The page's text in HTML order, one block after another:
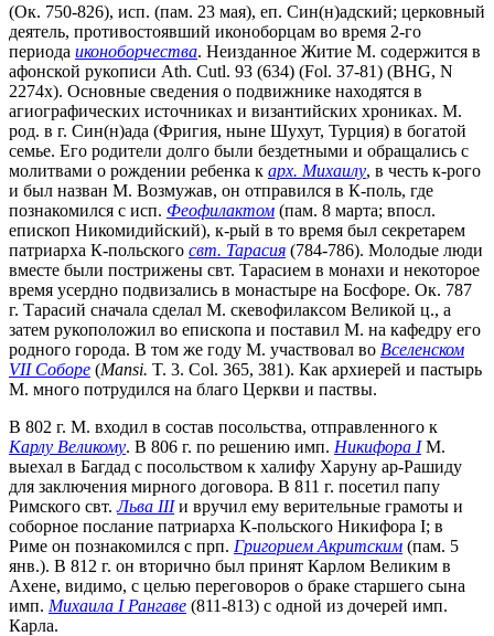
(Ок. 750-826), исп. (пам. 23 мая), еп. Син(н)адский; церковный
деятель, противостоявший иконоборцам во время 2-го
периода иконоборчества. Неизданное Житие М. содержится в
афонской рукописи Ath. Cutl. 93 (634) (Fol. 37-81) (BHG, N
2274x). Основные сведения о подвижнике находятся в
агиографических источниках и византийских хрониках. М.
род. в г. Син(н)ада (Фригия, ныне Шухут, Турция) в богатой
семье. Его родители долго были бездетными и обращались с
молитвами о рождении ребенка к арх. Михаилу, в честь к-рого
и был назван М. Возмужав, он отправился в К-поль, где
познакомился с исп. Феофилактом (пам. 8 марта; впосл.
епископ Никомидийский), к-рый в то время был секретарем
патриарха К-польского свт. Тарасия (784-786). Молодые люди
вместе были пострижены свт. Тарасием в монахи и некоторое
время усердно подвизались в монастыре на Босфоре. Ок. 787
г. Тарасий сначала сделал М. скевофилаксом Великой ц., а
затем рукоположил во епископа и поставил М. на кафедру его
родного города. В том же году М. участвовал во Вселенском
VII Соборе (Mansi. T. 3. Col. 365, 381). Как архиерей и пастырь
М. много потрудился на благо Церкви и паствы.
В 802 г. М. входил в состав посольства, отправленного к
Карлу Великому. В 806 г. по решению имп. Никифора IМ.
выехал в Багдад с посольством к халифу Харуну ар-Рашиду
для заключения мирного договора. В 811 г. посетил папу
Римского свт.Льва IIIи вручил ему верительные грамоты и
соборное послание патриарха К-польского Никифора I; в
Риме он познакомился с прп. Григорием Акритским (пам. 5
янв.). В 812 г. он вторично был принят Карлом Великим в
Ахене, видимо, с целью переговоров о браке старшего сына
имп. Михаила I Рангаве (811-813) с одной из дочерей имп.
Карла.